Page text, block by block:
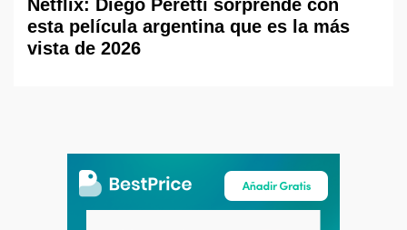
Netflix: Diego Peretti sorprende con
esta película argentina que es la más
vista de 2026